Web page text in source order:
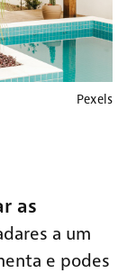
Pexels
as
a um
e podes